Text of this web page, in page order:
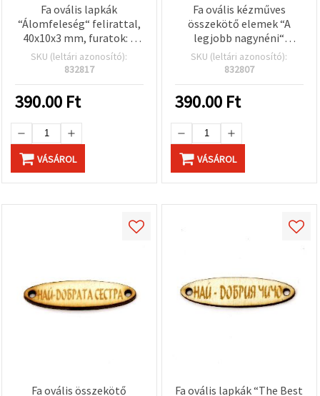
Fa ovális lapkák
“Álomfeleség“ felirattal,
40x10x3 mm, furatok: 2
mm – 10 db
SKU (leltári azonosító):
832817
390.00 Ft
VÁSÁROL
Fa ovális kézműves
összekötő elemek “A
legjobb nagynéni“
felirattal, 40x10x3 mm,
furat: 2 mm - 10 db
SKU (leltári azonosító):
832807
390.00 Ft
VÁSÁROL
Fa ovális összekötő Fa ovális lapkák “The Best